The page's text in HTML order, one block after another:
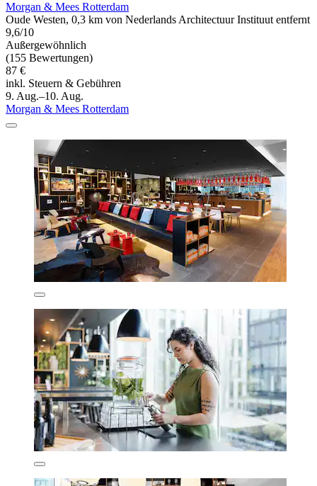
Morgan & Mees Rotterdam
Oude Westen, 0,3 km von Nederlands Architectuur Instituut entfernt
9,6/10
Außergewöhnlich
(155 Bewertungen)
87 €
inkl. Steuern & Gebühren
9. Aug.–10. Aug.
Morgan & Mees Rotterdam